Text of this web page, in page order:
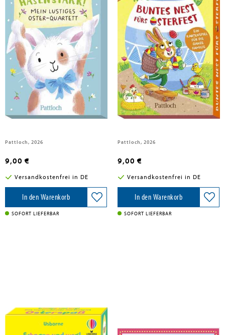
Hasenstark! Mein lustiges Oster-
Quartett
Pattloch, 2026
9,00 €
Versandkostenfrei in DE
In den Warenkorb
SOFORT LIEFERBAR
Kallauch, Michael
Buntes Nest fürs Osterfest
Pattloch, 2026
9,00 €
Versandkostenfrei in DE
In den Warenkorb
SOFORT LIEFERBAR